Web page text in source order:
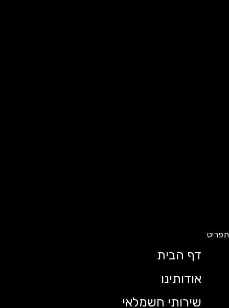
דף הבית
אודותינו
שירותי חשמלאי